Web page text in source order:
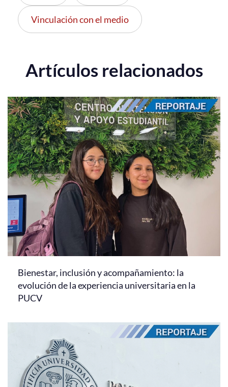
Vinculación con el medio
Artículos relacionados
Bienestar, inclusión y acompañamiento: la
evolución de la experiencia universitaria en la
PUCV